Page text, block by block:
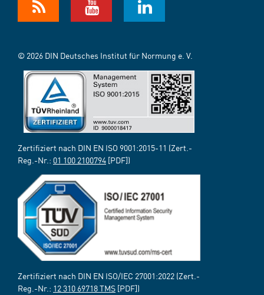
© 2026 DIN Deutsches Institut für Normung e. V.
Zertifiziert nach DIN EN ISO 9001:2015-11 (Zert.-
Reg.-Nr.: 01 100 2100794 [PDF])
Zertifiziert nach DIN EN ISO/IEC 27001:2022 (Zert.-
Reg.-Nr.: 12 310 69718 TMS [PDF])